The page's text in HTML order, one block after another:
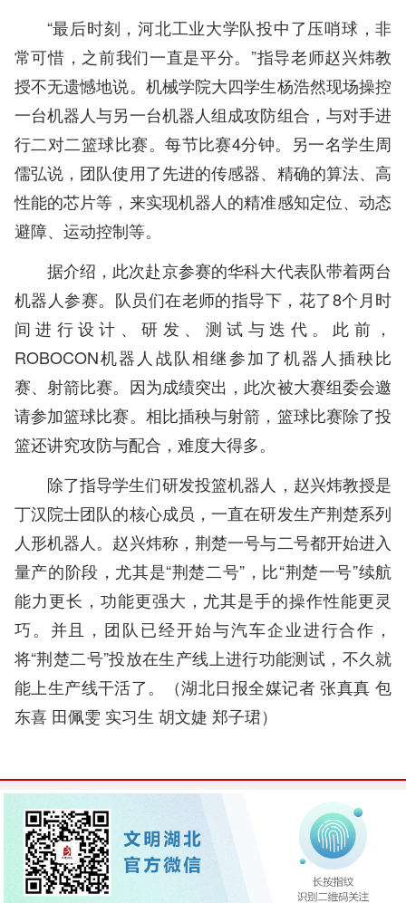
“最后时刻，河北工业大学队投中了压哨球，非
常可惜，之前我们一直是平分。”指导老师赵兴炜教
授不无遗憾地说。机械学院大四学生杨浩然现场操控
一台机器人与另一台机器人组成攻防组合，与对手进
行二对二篮球比赛。每节比赛4分钟。另一名学生周
儒弘说，团队使用了先进的传感器、精确的算法、高
性能的芯片等，来实现机器人的精准感知定位、动态
避障、运动控制等。
据介绍，此次赴京参赛的华科大代表队带着两台
机器人参赛。队员们在老师的指导下，花了8个月时
间进行设计、研发、测试与迭代。此前，
ROBOCON机器人战队相继参加了机器人插秧比
赛、射箭比赛。因为成绩突出，此次被大赛组委会邀
请参加篮球比赛。相比插秧与射箭，篮球比赛除了投
篮还讲究攻防与配合，难度大得多。
除了指导学生们研发投篮机器人，赵兴炜教授是
丁汉院士团队的核心成员，一直在研发生产荆楚系列
人形机器人。赵兴炜称，荆楚一号与二号都开始进入
量产的阶段，尤其是“荆楚二号”，比“荆楚一号”续航
能力更长，功能更强大，尤其是手的操作性能更灵
巧。并且，团队已经开始与汽车企业进行合作，
将“荆楚二号”投放在生产线上进行功能测试，不久就
能上生产线干活了。（湖北日报全媒记者 张真真 包
东喜 田佩雯 实习生 胡文婕 郑子珺）